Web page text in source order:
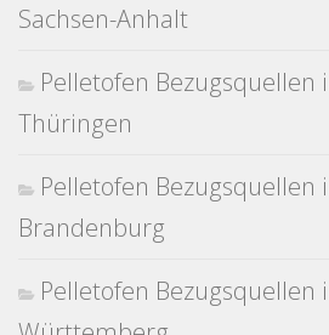
Sachsen-Anhalt
Pelletofen Bezugsquellen
Thüringen
Pelletofen Bezugsquellen
Brandenburg
Pelletofen Bezugsquellen